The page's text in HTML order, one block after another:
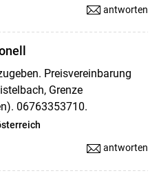
antworten
Preisvereinbarung
Grenze
06763353710.
antworten